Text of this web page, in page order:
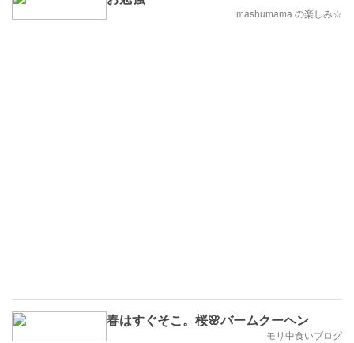
mashumama の楽しみ☆
春はすぐそこ。桜🌸バームクーヘン
モリ中食いブログ